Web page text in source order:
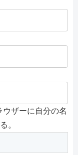
ザーに自分の名
。